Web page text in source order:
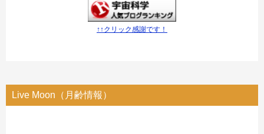
↑↑クリック感謝です！
Live Moon（月齢情報）